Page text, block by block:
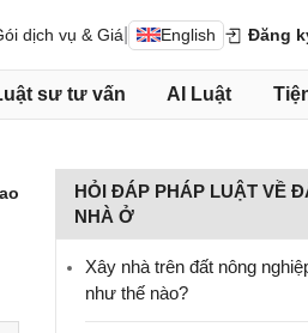
dịch vụ & Giá English Đăng
sư tư vấn AI Luật
HỎI ĐÁP PHÁP LUẬT VỀ
NHÀ Ở
Xây nhà trên đất nông
như thế nào?